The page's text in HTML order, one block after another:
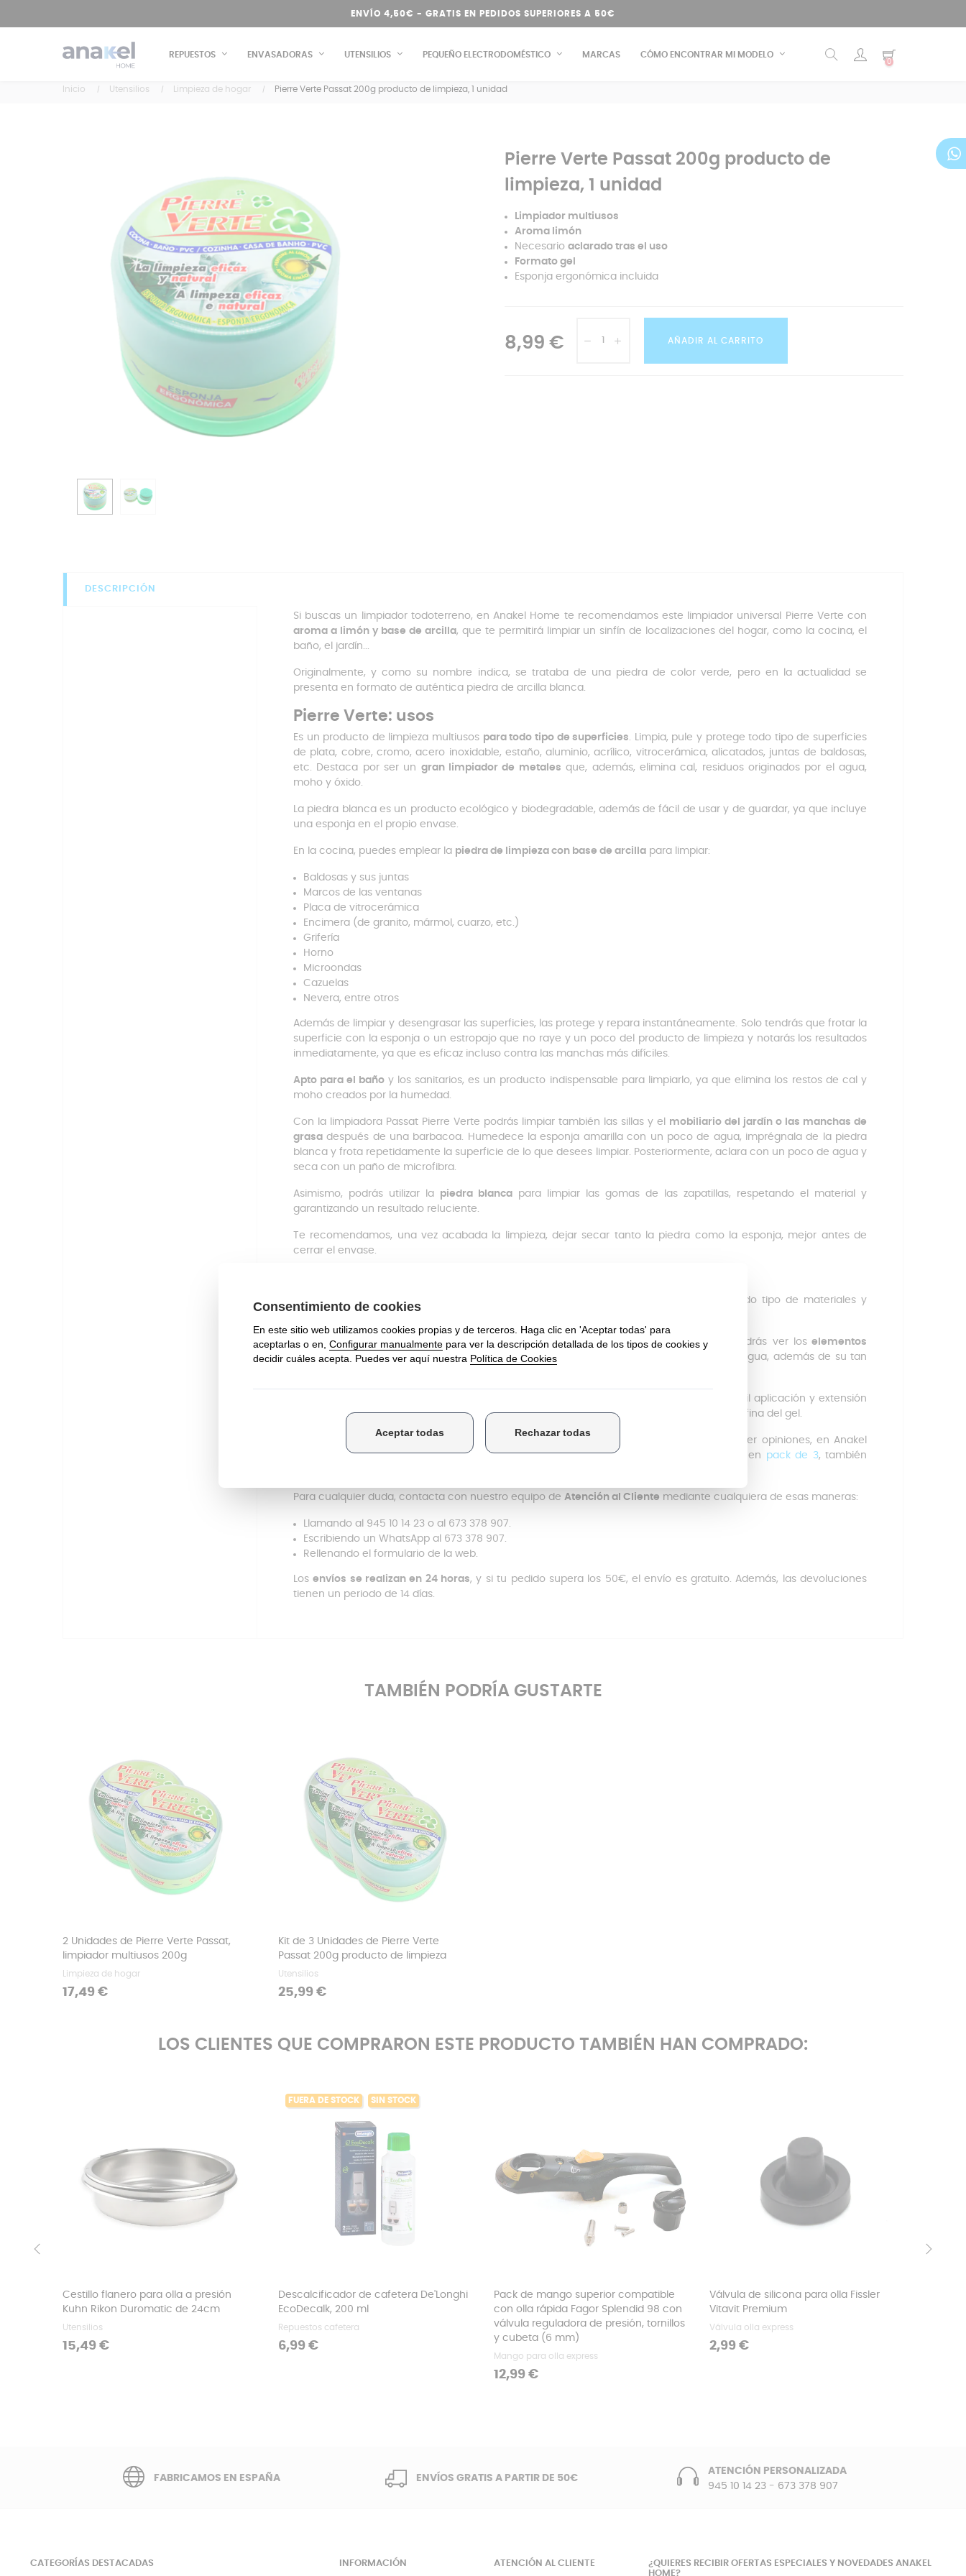
ENVÍO 4,50€ - GRATIS EN PEDIDOS SUPERIORES A 50€
REPUESTOS ENVASADORAS UTENSILIOS PEQUEÑO ELECTRODOMÉSTICO MARCAS CÓMO ENCONTRAR MI MODELO
0
Inicio Utensilios Limpieza de hogar Pierre Verte Passat 200g producto de limpieza, 1 unidad
Pierre Verte Passat 200g producto de
limpieza, 1 unidad
Limpiador multiusos
Aroma limón
Necesario aclarado tras el uso
Formato gel
Esponja ergonómica incluida
8,99 € AÑADIR AL CARRITO
DESCRIPCIÓN
Si buscas un limpiador todoterreno, en Anakel Home te recomendamos este limpiador universal Pierre Verte con
aroma a limón y base de arcilla, que te permitirá limpiar un sinfín de localizaciones del hogar, como la cocina, el
baño, el jardín...
Originalmente, y como su nombre indica, se trataba de una piedra de color verde, pero en la actualidad se
presenta en formato de auténtica piedra de arcilla blanca.
Pierre Verte: usos
Es un producto de limpieza multiusos para todo tipo de superficies. Limpia, pule y protege todo tipo de superficies
de plata, cobre, cromo, acero inoxidable, estaño, aluminio, acrílico, vitrocerámica, alicatados, juntas de baldosas,
etc. Destaca por ser un gran limpiador de metales que, además, elimina cal, residuos originados por el agua,
moho y óxido.
La piedra blanca es un producto ecológico y biodegradable, además de fácil de usar y de guardar, ya que incluye
una esponja en el propio envase.
En la cocina, puedes emplear la piedra de limpieza con base de arcilla para limpiar:
Baldosas y sus juntas
Marcos de las ventanas
Placa de vitrocerámica
Encimera (de granito, mármol, cuarzo, etc.)
Grifería
Horno
Microondas
Cazuelas
Nevera, entre otros
Además de limpiar y desengrasar las superficies, las protege y repara instantáneamente. Solo tendrás que frotar la
superficie con la esponja o un estropajo que no raye y un poco del producto de limpieza y notarás los resultados
inmediatamente, ya que es eficaz incluso contra las manchas más difíciles.
Apto para el baño y los sanitarios, es un producto indispensable para limpiarlo, ya que elimina los restos de cal y
moho creados por la humedad.
Con la limpiadora Passat Pierre Verte podrás limpiar también las sillas y el mobiliario del jardín o las manchas de
grasa después de una barbacoa. Humedece la esponja amarilla con un poco de agua, imprégnala de la piedra
blanca y frota repetidamente la superficie de lo que desees limpiar. Posteriormente, aclara con un poco de agua y
seca con un paño de microfibra.
Asimismo, podrás utilizar la piedra blanca para limpiar las gomas de las zapatillas, respetando el material y
garantizando un resultado reluciente.
Te recomendamos, una vez acabada la limpieza, dejar secar tanto la piedra como la esponja, mejor antes de
cerrar el envase.
¿Quieres saber para qué sirve Pierre Verte producto de limpieza?
Limpia sin rayar todo tipo de materiales y
Se presenta en unenvase de 200 gramosy entre los componentes del producto podrás ver loselementos
naturalescomo la grasa vegetal, la glicerina, los copos de jabón, la tierra arcillosa y el agua, además de su tan
, lo que permite una fácil aplicación y extensión
del producto. Esnecesario aclarar con agua limpiatras el uso, ya que se queda una capa fina del gel.
dónde comprar
Passat Pierre Verte producto de limpieza y quieres ver opiniones, en Anakel
Home lo encontrarás sin problema. Además, si quieres este producto en
o en pack de 3, también
Para cualquier duda, contacta con nuestro equipo de Atención al Cliente mediante cualquiera de esas maneras:
Llamando al 945 10 14 23 o al 673 378 907.
Escribiendo un WhatsApp al 673 378 907.
Rellenando el formulario de la web.
Losenvíos se realizan en 24 horas, y si tu pedido supera los 50€, el envío es gratuito. Además, las devoluciones
tienen un periodo de 14 días.
TAMBIÉN PODRÍA GUSTARTE
2 Unidades de Pierre Verte Passat,
limpiador multiusos 200g
Limpieza de hogar
Precio
17,49 €
Kit de 3 Unidades de Pierre Verte
Passat 200g producto de limpieza
Utensilios
Precio
25,99 €
LOS CLIENTES QUE COMPRARON ESTE PRODUCTO TAMBIÉN HAN COMPRADO:
Cestillo flanero para olla a presión
Kuhn Rikon Duromatic de 24cm
Utensilios
Precio
15,49 €
FUERA DE STOCK SIN STOCK
Descalcificador de cafetera De'Longhi
EcoDecalk, 200 ml
Repuestos cafetera
Precio
6,99 €
Pack de mango superior compatible
con olla rápida Fagor Splendid 98 con
válvula reguladora de presión, tornillos
y cubeta (6 mm)
Mango para olla express
Precio
12,99 €
Válvula de silicona para olla Fissler
Vitavit Premium
Válvula olla express
Precio
2,99 €
FABRICAMOS EN ESPAÑA ENVÍOS GRATIS A PARTIR DE 50€
ATENCIÓN PERSONALIZADA
945 10 14 23 - 673 378 907
CATEGORÍAS DESTACADAS INFORMACIÓN ATENCIÓN AL CLIENTE
¿QUIERES RECIBIR OFERTAS ESPECIALES Y NOVEDADES ANAKEL
HOME?